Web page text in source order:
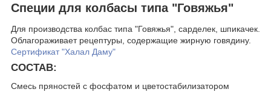
Специи для колбасы типа "Говяжья"
Для производства колбас типа "Говяжья", сарделек, шпикачек.
Облагораживает рецептуры, содержащие жирную говядину.
Сертификат "Халал Даму"
СОСТАВ:
Смесь пряностей с фосфатом и цветостабилизатором